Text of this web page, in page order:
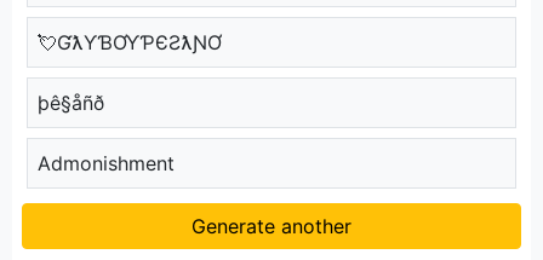
💘ƓƛƳƁƠƳƤЄƧƛƝƠ
þê§åñð
Admonishment
Generate another